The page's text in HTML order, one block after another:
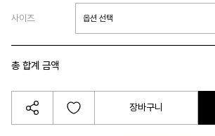
사이즈
총 합계 금액
장바구니